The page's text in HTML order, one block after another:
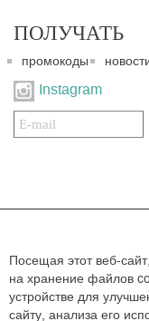
ПОЛУЧАТЬ
промокоды
Instagram
Подписаться
на
собственностью "3 Карата ТМ" и
законодательства государства
сторонними лицами и
копирование, печать, иное
должно сопровождаться
Посещая этот веб-
на хранение файлов
устройстве для
сайту, анализа его